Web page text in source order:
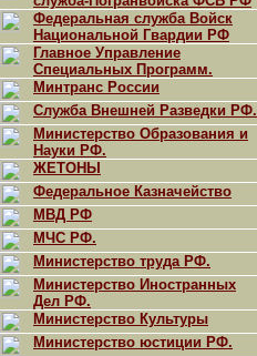
Федеральная служба Войск
Национальной Гвардии РФ
Главное Управление
Специальных Программ.
Минтранс России
Служба Внешней Разведки РФ.
Министерство Образования и
Науки РФ.
ЖЕТОНЫ
Федеральное Казначейство
МВД РФ
МЧС РФ.
Министерство труда РФ.
Министерство Иностранных
Дел РФ.
Министерство Культуры
Министерство юстиции РФ.